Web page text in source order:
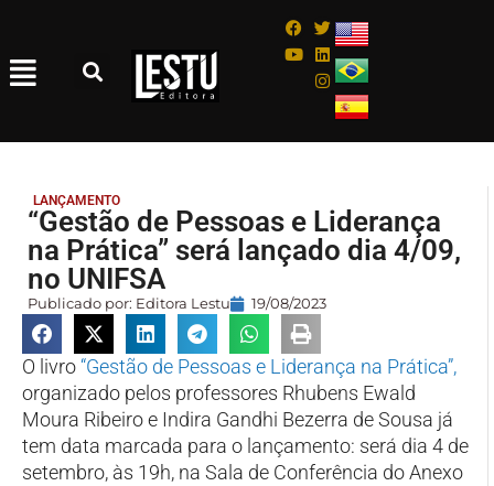
LANÇAMENTO
“Gestão de Pessoas e Liderança
na Prática” será lançado dia 4/09,
no UNIFSA
Publicado por: Editora Lestu 19/08/2023
O livro“Gestão de Pessoas e Liderança na Prática”,
organizado pelos professores Rhubens Ewald
Moura Ribeiro e Indira Gandhi Bezerra de Sousa já
tem data marcada para o lançamento: será dia 4 de
setembro, às 19h, na Sala de Conferência do Anexo